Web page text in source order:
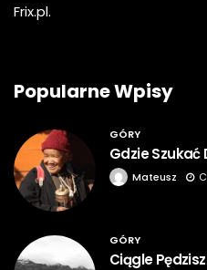
Frix.pl.
Popularne Wpisy
GÓRY
Gdzie Szukać
Mateusz
GÓRY
Ciągle